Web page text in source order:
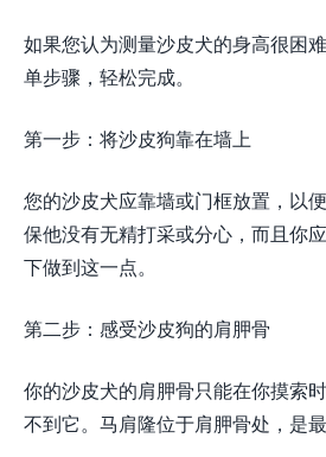
如果您认为测量沙皮犬的身高很困
单步骤，轻松完成。
第一步：将沙皮狗靠在墙上
您的沙皮犬应靠墙或门框放置，以
保他没有无精打采或分心，而且你
下做到这一点。
第二步：感受沙皮狗的肩胛骨
你的沙皮犬的肩胛骨只能在你摸索
不到它。马肩隆位于肩胛骨处，是最